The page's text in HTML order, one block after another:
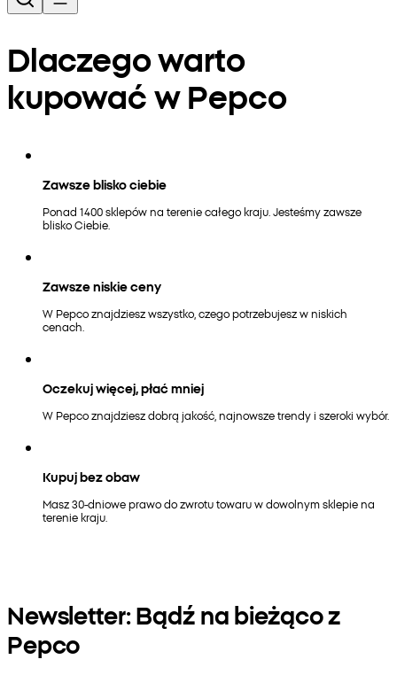
Dlaczego warto
kupować w Pepco
Zawsze blisko ciebie
Ponad 1400 sklepów na terenie całego kraju. Jesteśmy zawsze
blisko Ciebie.
Zawsze niskie ceny
W Pepco znajdziesz wszystko, czego potrzebujesz w niskich
cenach.
Oczekuj więcej, płać mniej
W Pepco znajdziesz dobrą jakość, najnowsze trendy i szeroki wybór.
Kupuj bez obaw
Masz 30-dniowe prawo do zwrotu towaru w dowolnym sklepie na
terenie kraju.
Newsletter: Bądź na bieżąco z
Pepco